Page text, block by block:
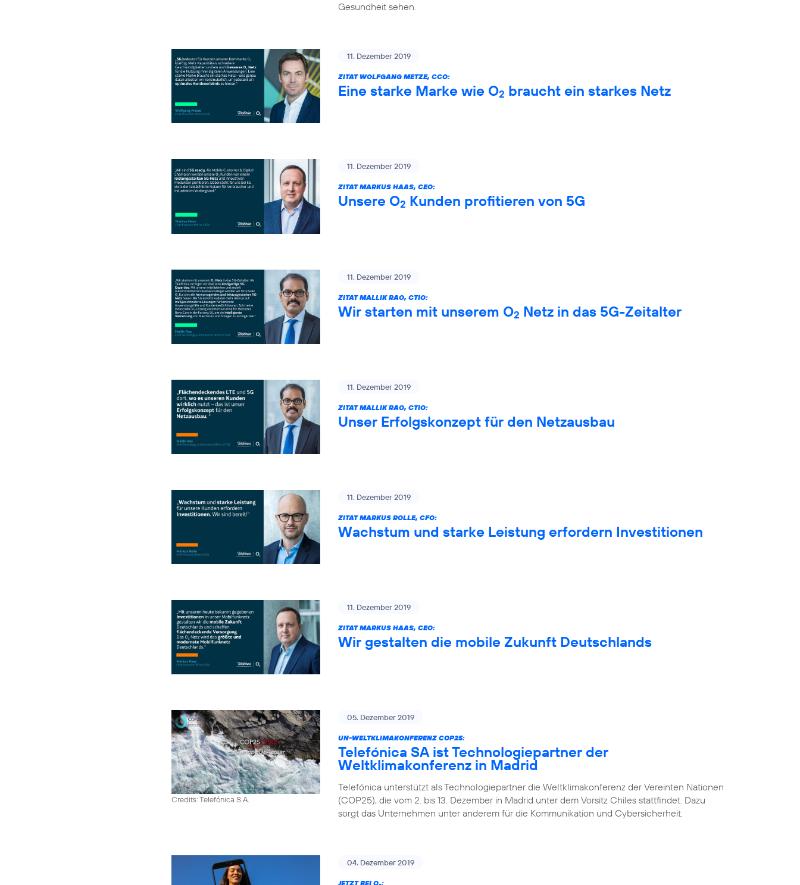
Gesundheit sehen.
11. Dezember 2019
ZITAT WOLFGANG METZE, CCO:
Eine starke Marke wie O2 braucht ein starkes Netz
11. Dezember 2019
ZITAT MARKUS HAAS, CEO:
Unsere O2 Kunden profitieren von 5G
11. Dezember 2019
ZITAT MALLIK RAO, CTIO:
Wir starten mit unserem O2 Netz in das 5G-Zeitalter
11. Dezember 2019
ZITAT MALLIK RAO, CTIO:
Unser Erfolgskonzept für den Netzausbau
11. Dezember 2019
ZITAT MARKUS ROLLE, CFO:
Wachstum und starke Leistung erfordern Investitionen
11. Dezember 2019
ZITAT MARKUS HAAS, CEO:
Wir gestalten die mobile Zukunft Deutschlands
Credits: Telefónica S.A.
05. Dezember 2019
UN-WELTKLIMAKONFERENZ COP25:
Telefónica SA ist Technologiepartner der
Weltklimakonferenz in Madrid
Telefónica unterstützt als Technologiepartner die Weltklimakonferenz der Vereinten Nationen
(COP25), die vom 2. bis 13. Dezember in Madrid unter dem Vorsitz Chiles stattfindet. Dazu
sorgt das Unternehmen unter anderem für die Kommunikation und Cybersicherheit.
04. Dezember 2019
JETZT BEI O :